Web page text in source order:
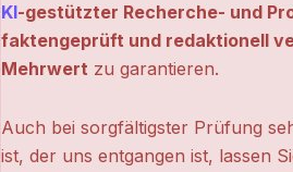
KI-gestützter Recherche- und
faktengeprüft und redaktionell
Mehrwert zu garantieren.
Auch bei sorgfältigster Prüfung
ist, der uns entgangen ist, lassen